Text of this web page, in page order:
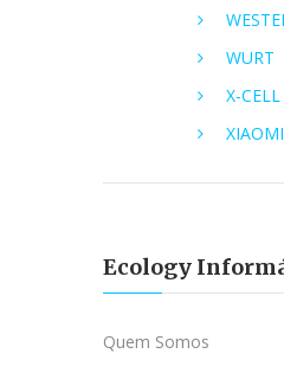
WURT
X-CELL
XIAOMI
Ecology
Quem Somos